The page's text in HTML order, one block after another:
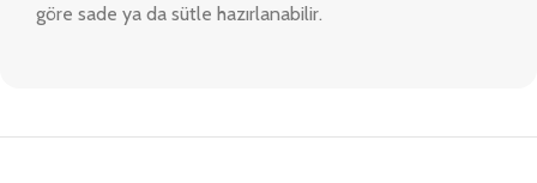
göre sade ya da sütle hazırlanabilir.